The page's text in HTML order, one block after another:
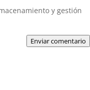
y gestión
Enviar comentario